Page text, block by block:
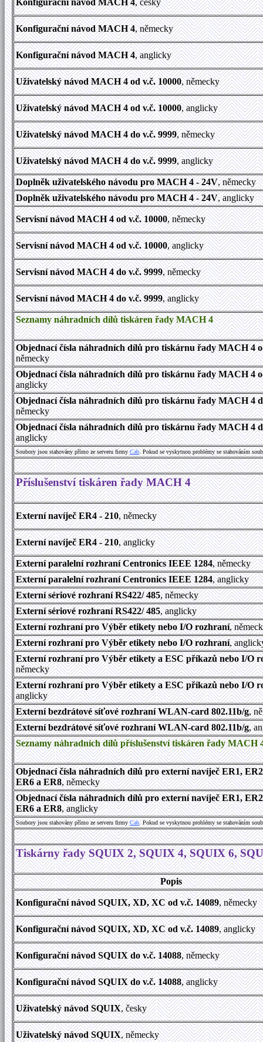
Konfigurační návod MACH 4, česky
Konfigurační návod MACH 4, německy
Konfigurační návod MACH 4, anglicky
Uživatelský návod MACH 4 od v.č. 10000, německy
Uživatelský návod MACH 4 od v.č. 10000, anglicky
Uživatelský návod MACH 4 do v.č. 9999, německy
Uživatelský návod MACH 4 do v.č. 9999, anglicky
Doplněk uživatelského návodu pro MACH 4 - 24V, německy
Doplněk uživatelského návodu pro MACH 4 - 24V, anglicky
Servisní návod MACH 4 od v.č. 10000, německy
Servisní návod MACH 4 od v.č. 10000, anglicky
Servisní návod MACH 4 do v.č. 9999, německy
Servisní návod MACH 4 do v.č. 9999, anglicky
Seznamy náhradních dílů tiskáren řady MACH 4
Objednací čísla náhradních dílů pro tiskárnu řady MACH 4
německy
Objednací čísla náhradních dílů pro tiskárnu řady MACH 4
anglicky
Objednací čísla náhradních dílů pro tiskárnu řady MACH 4
německy
Objednací čísla náhradních dílů pro tiskárnu řady MACH 4
anglicky
Soubory jsou stahovány přímo ze serveru firmyCab. Pokud se vyskytnou problémy se stahováním
Příslušenství tiskáren řady MACH 4
Externí navíječ ER4 - 210, německy
Externí navíječ ER4 - 210, anglicky
Externí paralelní rozhraní Centronics IEEE 1284, německy
Externí paralelní rozhraní Centronics IEEE 1284, anglicky
Externí sériové rozhraní RS422/ 485, německy
Externí sériové rozhraní RS422/ 485, anglicky
Externí rozhraní pro Výběr etikety nebo I/O rozhraní,
Externí rozhraní pro Výběr etikety nebo I/O rozhraní,
Externí rozhraní pro Výběr etikety a ESC příkazů nebo I/O
německy
Externí rozhraní pro Výběr etikety a ESC příkazů nebo I/O
anglicky
Externí bezdrátové síťové rozhraní WLAN-card 802.11b/g,
Externí bezdrátové síťové rozhraní WLAN-card 802.11b/g,
Seznamy náhradních dílů příslušenství tiskáren řady MACH
Objednací čísla náhradních dílů pro externí navíječ ER1,
ER6 a ER8, německy
Objednací čísla náhradních dílů pro externí navíječ ER1,
ER6 a ER8, anglicky
Soubory jsou stahovány přímo ze serveru firmyCab. Pokud se vyskytnou problémy se stahováním
Tiskárny řady SQUIX 2, SQUIX 4, SQUIX 6,
Popis
Konfigurační návod SQUIX, XD, XC od v.č. 14089, německy
Konfigurační návod SQUIX, XD, XC od v.č. 14089, anglicky
Konfigurační návod SQUIX do v.č. 14088, německy
Konfigurační návod SQUIX do v.č. 14088, anglicky
Uživatelský návod SQUIX, česky
Uživatelský návod SQUIX, německy